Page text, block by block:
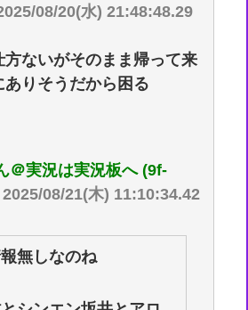
08/20(水) 21:48:48.29
方ないがそのまま帰って来
りそうだから困る
＠実況は実況板へ (9f-
2025/08/21(木) 11:10:34.42
無しなのね